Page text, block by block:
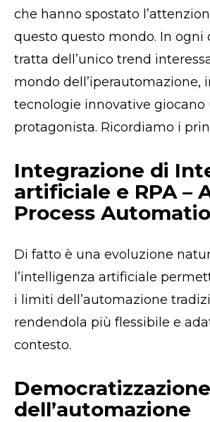
che hanno spostato
questo questo mondo. In ogni
tratta dell’unico trend
mondo dell’iperautomazione,
tecnologie innovative giocano
protagonista. Ricordiamo i
Integrazione di
artificiale e RPA –
Process
Di fatto è una evoluzione
l’intelligenza artificiale
i limiti dell’automazione
rendendola più flessibile e
contesto.
Democratizzazione
dell’automazione